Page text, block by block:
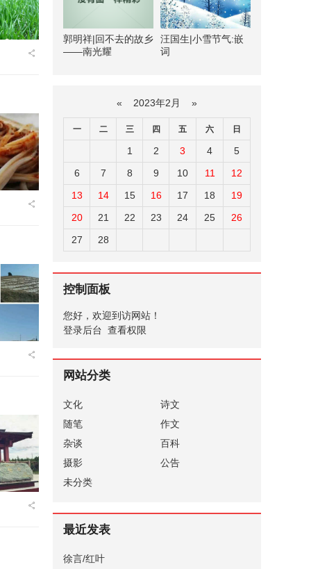
郭明祥|回不去的故乡
——南光耀
汪国生|小雪节气:嵌
词
« 2023年2月 »
一 二 三 四 五 六 日
1 2 3 4
5
6
7 8 9 10 11
12
13
14 15 16 17 18
19
20
21 22 23 24 25
26
27
28
控制面板
您好，欢迎到访网站！
登录后台 查看权限
网站分类
文化
诗文
随笔
作文
杂谈
百科
摄影
公告
未分类
最近发表
徐言/红叶